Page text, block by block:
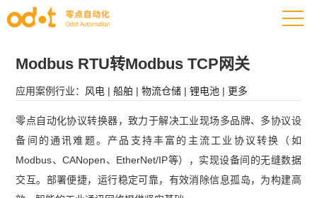
Modbus RTU转Modbus TCP网关
应用案例行业： 风电 |船舶 |物流仓储 |锂电池 | 更多
零点自动化协议转换器，致力于解决工业现场多品牌、多协议设
备间的通讯难题。产品支持丰富的主流工业协议转换（如
Modbus、CANopen、EtherNet/IP等），实现设备间的无缝数据
交互。部署便捷，运行稳定可靠，有效消除信息孤岛，为构建高